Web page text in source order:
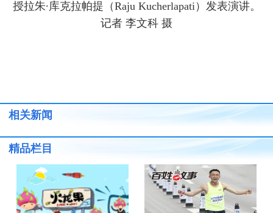
授拉朱·库克拉帕提（Raju Kucherlapati）发表演讲。
记者 李文科 摄
相关新闻
精品栏目